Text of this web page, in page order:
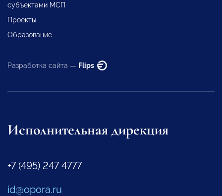
субъектами МСП
Проекты
Образование
Разработка сайта — Flips
Исполнительная дирекция
+7 (495) 247 4777
id@opora.ru